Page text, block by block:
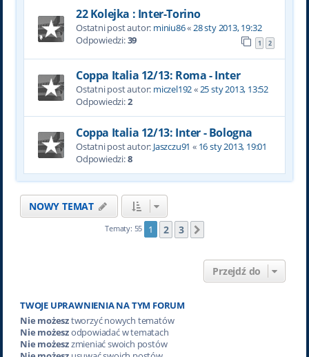
22 Kolejka : Inter-Torino
Ostatni post autor: miniu86«28 sty 2013, 19:32
Odpowiedzi:39 1 2
Coppa Italia 12/13: Roma - Inter
Ostatni post autor: miczel192« 25 sty 2013, 13:52
Odpowiedzi:2
Coppa Italia 12/13: Inter - Bologna
Ostatni post autor: Jaszczu91 « 16 sty 2013, 19:01
Odpowiedzi:8
NOWY TEMAT
Tematy: 55 1 2 3
Przejdź do
TWOJE UPRAWNIENIA NA TYM FORUM
Nie możesztworzyć nowych tematów
Nie możeszodpowiadać w tematach
Nie możeszzmieniać swoich postów